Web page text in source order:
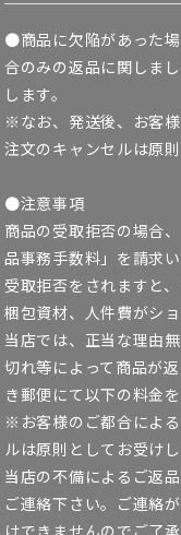
●商品に欠陥があった
合のみの返品に関しま
します。
※なお、発送後、お客
注文のキャンセルは原
●注意事項
商品の受取拒否の場合
品事務手数料」を請求い
受取拒否をされますと
梱包資材、人件費がシ
当店では、正当な理由
切れ等によって商品が
き郵便にて以下の料金
※お客様のご都合によ
ルは原則としてお受けし
当店の不備によるご返
ご連絡下さい。ご連絡
けできませんのでご了承